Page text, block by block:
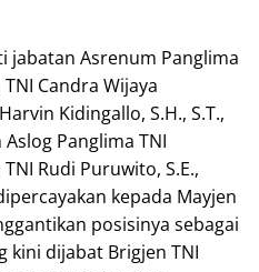
jabatan Asrenum Panglima
Candra Wijaya
Kidingallo, S.H., S.T.,
Panglima TNI
Rudi Puruwito, S.E.,
kepada Mayjen
posisinya sebagai
kini dijabat Brigjen TNI